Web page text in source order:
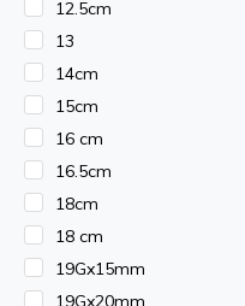
12.5cm
13
14cm
15cm
16 cm
16.5cm
18cm
18 cm
19Gx15mm
19Gx20mm